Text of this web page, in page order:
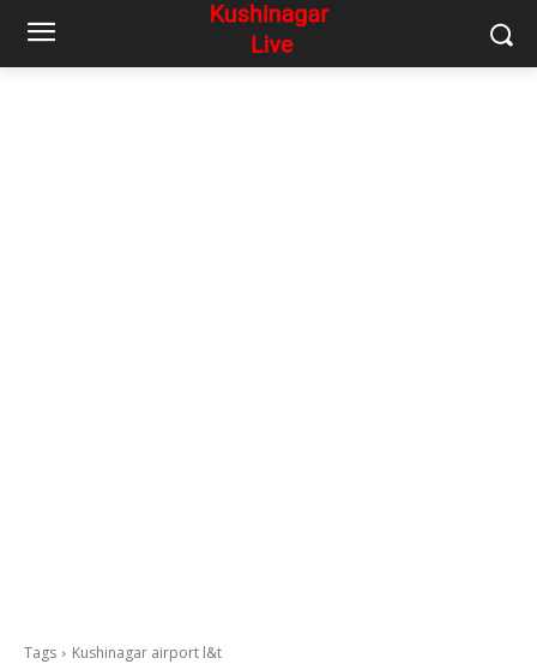
Tags Kushinagar airport l&t